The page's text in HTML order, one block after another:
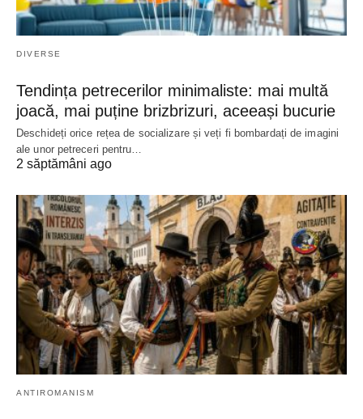
DIVERSE
Tendința petrecerilor minimaliste: mai multă
joacă, mai puține brizbrizuri, aceeași bucurie
Deschideți orice rețea de socializare și veți fi bombardați de imagini
ale unor petreceri pentru…
2 săptămâni ago
ANTIROMANISM